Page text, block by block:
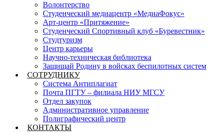
Волонтерство
Студенческий медиацентр «МедиаФокус»
Арт-центр «Притяжение»
Студенческий Спортивный клуб «Буревестник»
Студтуризм
Центр карьеры
Научно-техническая библиотека
Защищай Родину в войсках беспилотных систем
СОТРУДНИКУ
Система Антиплагиат
Почта ПГТУ – филиала НИУ МГСУ
Отдел закупок
Административное управление
Полиграфический центр
КОНТАКТЫ